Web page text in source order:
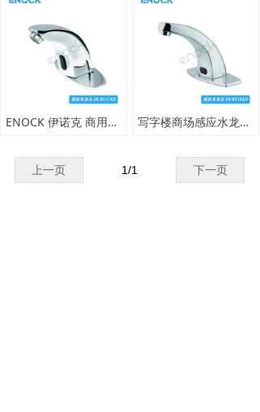
ENOCK 伊诺克 商用红外线感应水龙头 公共卫浴专用 写字楼商场感应水龙头 ENOCK 伊诺克 商用全自动龙头
上一页 下一页
1/1